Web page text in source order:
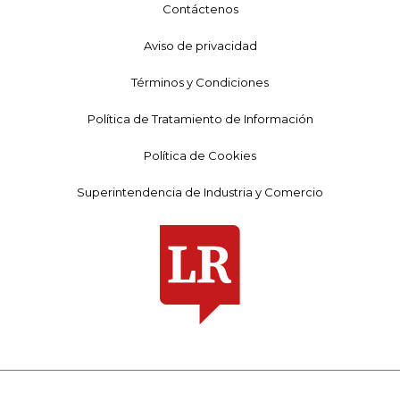
Contáctenos
Aviso de privacidad
Términos y Condiciones
Política de Tratamiento de Información
Política de Cookies
Superintendencia de Industria y Comercio